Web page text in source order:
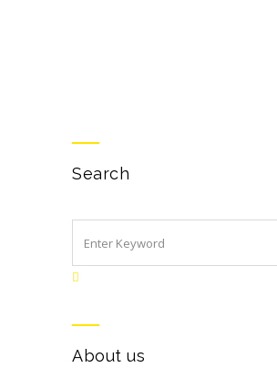
Search
About us